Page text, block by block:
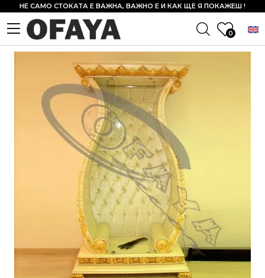
0
НЕ САМО СТОКАТА Е ВАЖНА, ВАЖНО Е И КАК ЩЕ Я ПОКАЖЕШ !